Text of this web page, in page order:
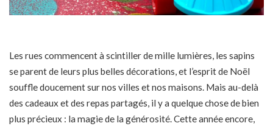
Les rues commencent à scintiller de mille lumières, les sapins
se parent de leurs plus belles décorations, et l’esprit de Noël
souffle doucement sur nos villes et nos maisons. Mais au-delà
des cadeaux et des repas partagés, il y a quelque chose de bien
plus précieux : la magie de la générosité. Cette année encore,